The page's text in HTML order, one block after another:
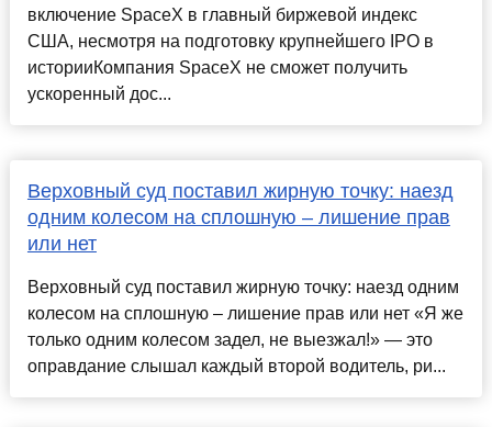
включение SpaceX в главный биржевой индекс
США, несмотря на подготовку крупнейшего IPO в
историиКомпания SpaceX не сможет получить
ускоренный дос...
Верховный суд поставил жирную точку: наезд
одним колесом на сплошную – лишение прав
или нет
Верховный суд поставил жирную точку: наезд одним
колесом на сплошную – лишение прав или нет «Я же
только одним колесом задел, не выезжал!» — это
оправдание слышал каждый второй водитель, ри...